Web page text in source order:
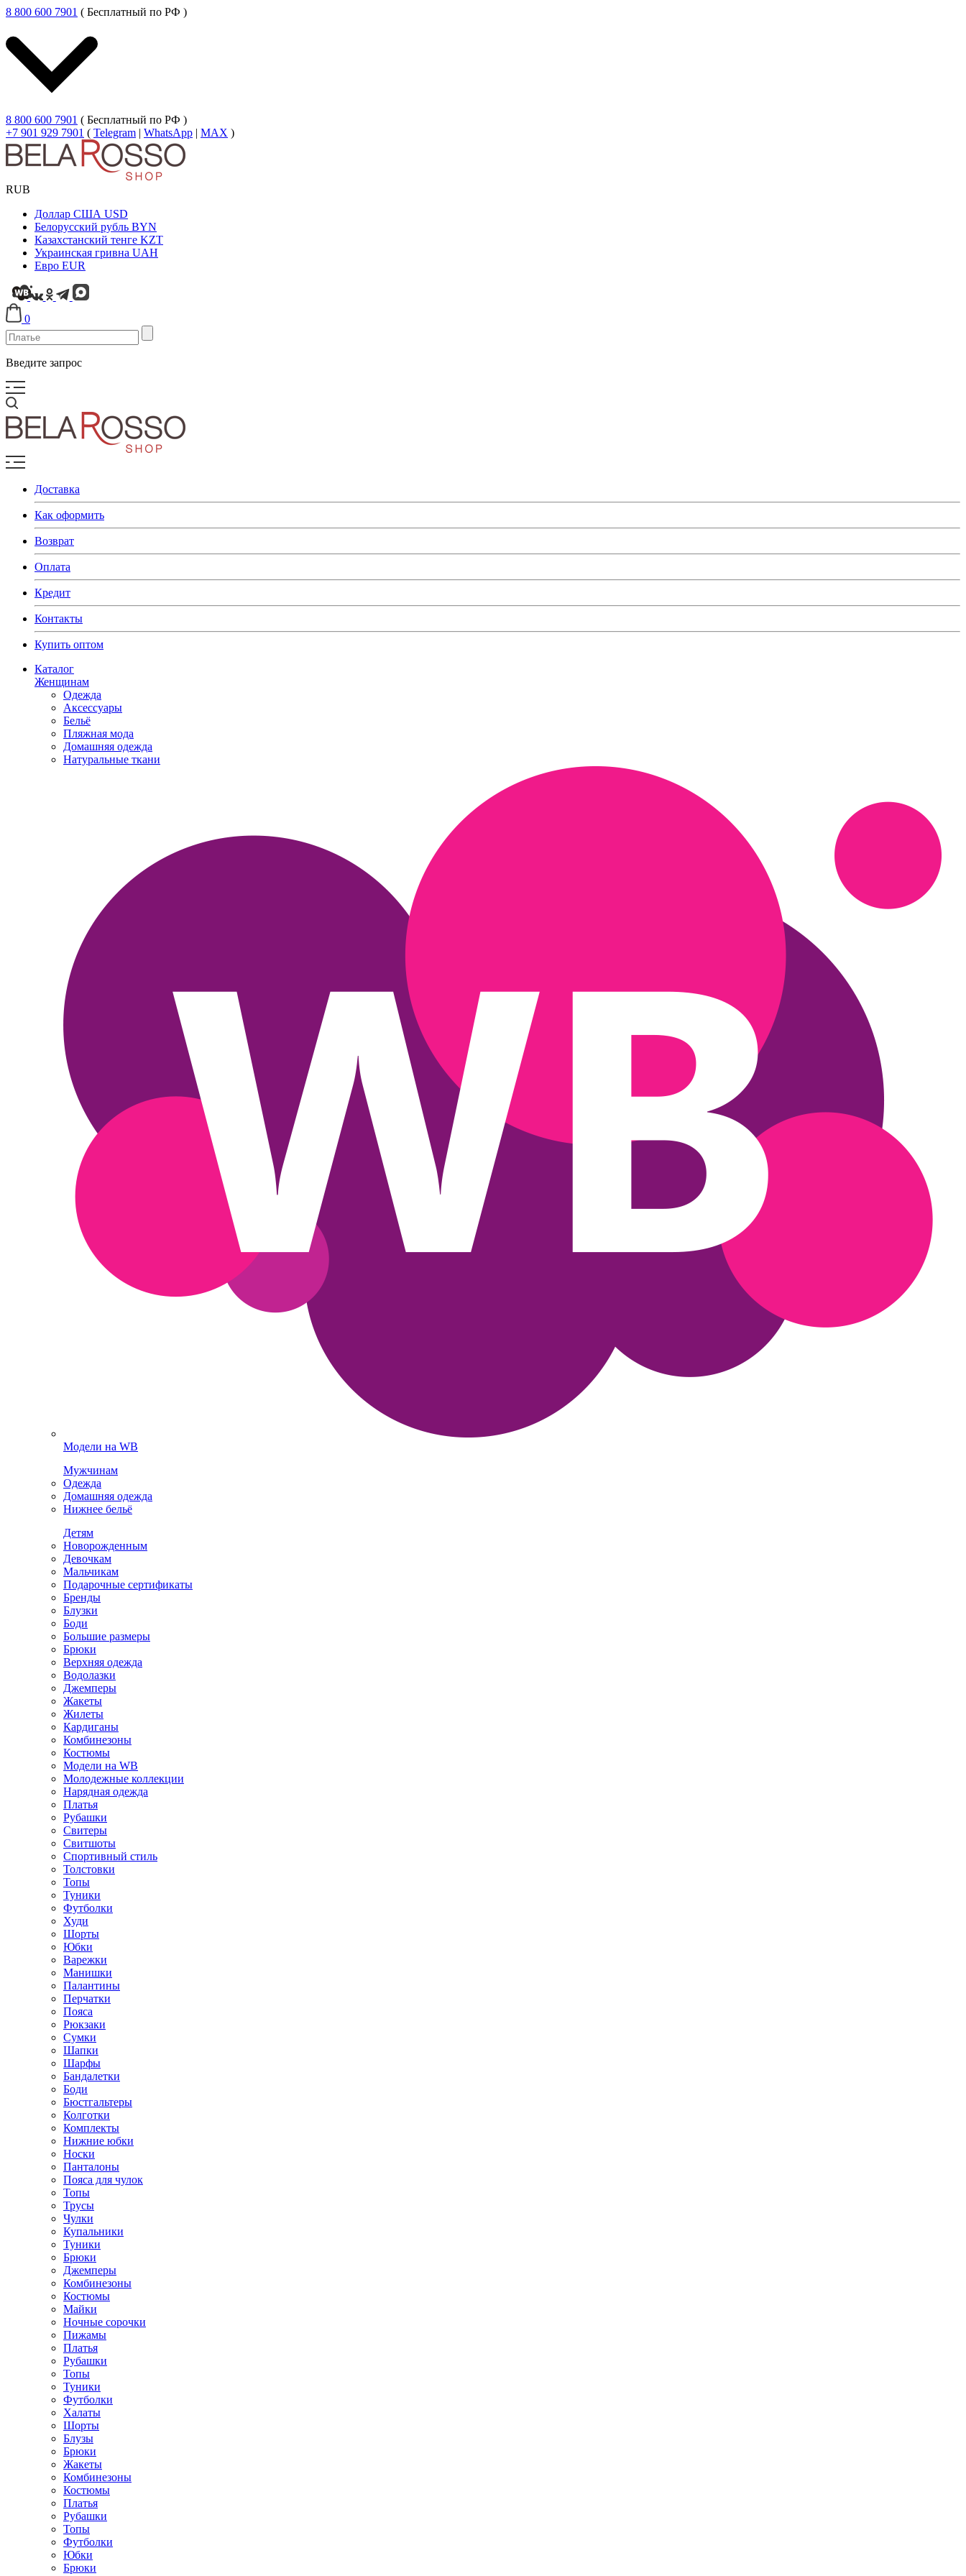
8 800 600 7901 ( Бесплатный по РФ )
8 800 600 7901 ( Бесплатный по РФ )
+7 901 929 7901 ( Telegram | WhatsApp | MAX )
RUB
Доллар США USD
Белорусский рубль BYN
Казахстанский тенге KZT
Украинская гривна UAH
Евро EUR
0
Введите запрос
Доставка
Как оформить
Возврат
Оплата
Кредит
Контакты
Купить оптом
Каталог
Женщинам
Одежда
Аксессуары
Бельё
Пляжная мода
Домашняя одежда
Натуральные ткани
Модели на WB
Мужчинам
Одежда
Домашняя одежда
Нижнее бельё
Детям
Новорожденным
Девочкам
Мальчикам
Подарочные сертификаты
Бренды
Блузки
Боди
Большие размеры
Брюки
Верхняя одежда
Водолазки
Джемперы
Жакеты
Жилеты
Кардиганы
Комбинезоны
Костюмы
Модели на WB
Молодежные коллекции
Нарядная одежда
Платья
Рубашки
Свитеры
Свитшоты
Спортивный стиль
Толстовки
Топы
Туники
Футболки
Худи
Шорты
Юбки
Варежки
Манишки
Палантины
Перчатки
Пояса
Рюкзаки
Сумки
Шапки
Шарфы
Бандалетки
Боди
Бюстгальтеры
Колготки
Комплекты
Нижние юбки
Носки
Панталоны
Поясa для чулок
Топы
Трусы
Чулки
Купальники
Туники
Брюки
Джемперы
Комбинезоны
Костюмы
Майки
Ночные сорочки
Пижамы
Платья
Рубашки
Топы
Туники
Футболки
Халаты
Шорты
Блузы
Брюки
Жакеты
Комбинезоны
Костюмы
Платья
Рубашки
Топы
Футболки
Юбки
Брюки